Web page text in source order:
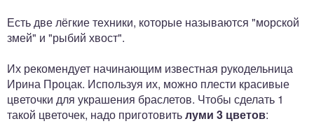
Есть две лёгкие техники, которые называются "морской
змей" и "рыбий хвост".
Их рекомендует начинающим известная рукодельница
Ирина Процак. Используя их, можно плести красивые
цветочки для украшения браслетов. Чтобы сделать 1
такой цветочек, надо приготовитьлуми 3 цветов: